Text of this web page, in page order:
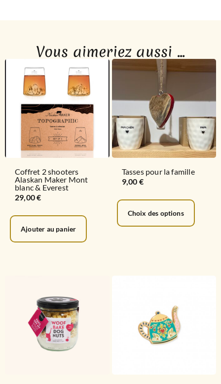
Vous aimeriez aussi ...
Coffret 2 shooters
Alaskan Maker Mont
blanc & Everest
29,00€
Ajouter au panier
Tasses pour la famille
9,00 €
Choix des options